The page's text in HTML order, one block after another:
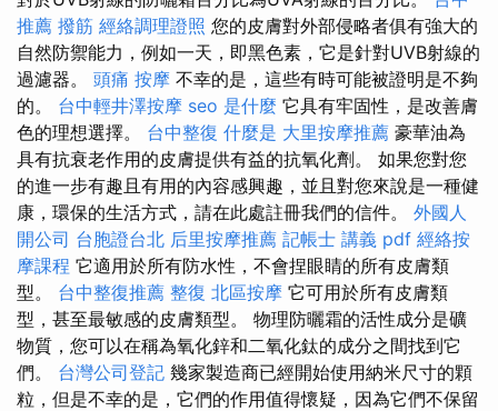
推薦 撥筋 經絡調理證照 您的皮膚對外部侵略者俱有強大的
自然防禦能力，例如一天，即黑色素，它是針對UVB射線的
過濾器。 頭痛 按摩 不幸的是，這些有時可能被證明是不夠
的。 台中輕井澤按摩 seo 是什麼 它具有牢固性，是改善膚
色的理想選擇。 台中整復 什麼是 大里按摩推薦 豪華油為
具有抗衰老作用的皮膚提供有益的抗氧化劑。 如果您對您
的進一步有趣且有用的內容感興趣，並且對您來說是一種健
康，環保的生活方式，請在此處註冊我們的信件。 外國人
開公司 台胞證台北 后里按摩推薦 記帳士 講義 pdf 經絡按
摩課程 它適用於所有防水性，不會捏眼睛的所有皮膚類
型。 台中整復推薦 整復 北區按摩 它可用於所有皮膚類
型，甚至最敏感的皮膚類型。 物理防曬霜的活性成分是礦
物質，您可以在稱為氧化鋅和二氧化鈦的成分之間找到它
們。 台灣公司登記 幾家製造商已經開始使用納米尺寸的顆
粒，但是不幸的是，它們的作用值得懷疑，因為它們不保留